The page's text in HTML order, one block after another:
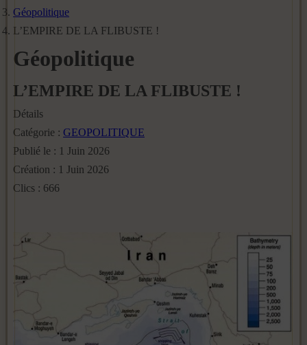
Géopolitique
L’EMPIRE DE LA FLIBUSTE !
Géopolitique
L’EMPIRE DE LA FLIBUSTE !
Détails
Catégorie : GEOPOLITIQUE
Publié le : 1 Juin 2026
Création : 1 Juin 2026
Clics : 666